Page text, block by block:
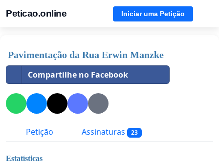
Peticao.online Iniciar uma Petição
Pavimentação da Rua Erwin Manzke
Compartilhe no Facebook
Petição Assinaturas 23
Estatísticas